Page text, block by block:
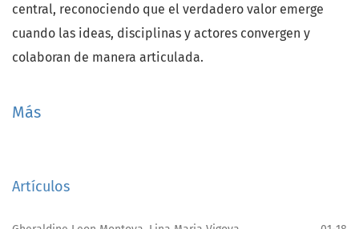
central, reconociendo que el verdadero valor emerge
cuando las ideas, disciplinas y actores convergen y
colaboran de manera articulada.
conectados, es necesario interactuar de manera
consciente, complementaria y estratégica para potenciar
Más
Artículos